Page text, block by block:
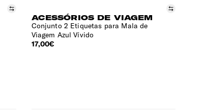
Comparar
ACESSÓRIOS DE VIAGEM
Conjunto 2 Etiquetas para Mala de
Viagem Azul Vívido
17,00€